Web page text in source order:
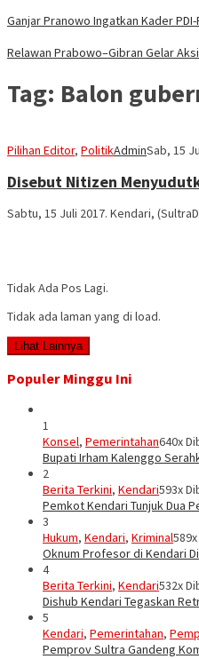
Ganjar Pranowo Ingatkan Kader
Relawan Prabowo–Gibran Gelar
Tag: Balon
Pilihan Editor, PolitikAdminSab, 15
Disebut Nitizen
Sabtu, 15 Juli 2017. Kendari,
Tidak Ada Pos Lagi.
Tidak ada laman yang di load.
Lihat Lainnya
Populer Minggu Ini
1
Konsel, Pemerintahan640x
Bupati Irham Kalenggo
2
Berita Terkini, Kendari593x
Pemkot Kendari Tunjuk Dua
3
Hukum, Kendari, Kriminal
Oknum Profesor di Kendari
4
Berita Terkini, Kendari532x
Dishub Kendari Tegaskan
5
Kendari, Pemerintahan,
Pemprov Sultra Gandeng